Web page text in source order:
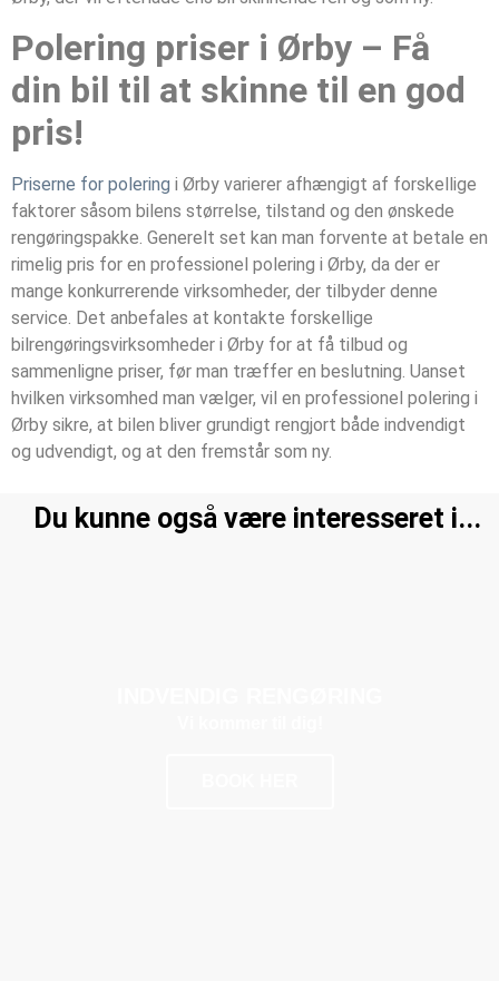
Polering priser i Ørby – Få
din bil til at skinne til en god
pris!
Priserne for polering i Ørby varierer afhængigt af forskellige
faktorer såsom bilens størrelse, tilstand og den ønskede
rengøringspakke. Generelt set kan man forvente at betale en
rimelig pris for en professionel polering i Ørby, da der er
mange konkurrerende virksomheder, der tilbyder denne
service. Det anbefales at kontakte forskellige
bilrengøringsvirksomheder i Ørby for at få tilbud og
sammenligne priser, før man træffer en beslutning. Uanset
hvilken virksomhed man vælger, vil en professionel polering i
Ørby sikre, at bilen bliver grundigt rengjort både indvendigt
og udvendigt, og at den fremstår som ny.
Du kunne også være interesseret i...